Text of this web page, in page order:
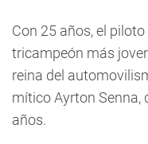
Con 25 años, el piloto
tricampeón más
reina del
mítico Ayrton Senna,
años.